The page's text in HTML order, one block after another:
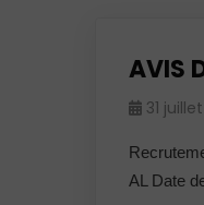
AVIS
31
AL Date